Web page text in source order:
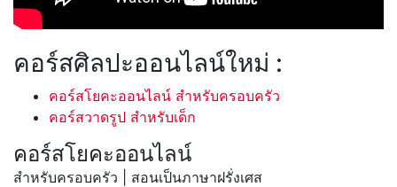
คอร์สศิลปะออนไลน์ใหม่ :
คอร์สโยคะออนไลน์ สำหรับครอบครัว
คอร์สวาดรูป สำหรับเด็ก
คอร์สโยคะออนไลน์
สำหรับครอบครัว | สอนเป็นภาษาฝรั่งเศส